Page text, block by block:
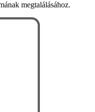
megtalálásához.